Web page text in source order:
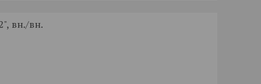
вн./вн.